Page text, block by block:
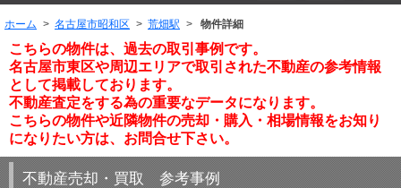
ホーム 名古屋市昭和区 荒畑駅 物件詳細
こちらの物件は、過去の取引事例です。
名古屋市東区や周辺エリアで取引された不動産の参考情報
として掲載しております。
不動産査定をする為の重要なデータになります。
こちらの物件や近隣物件の売却・購入・相場情報をお知り
になりたい方は、お問合せ下さい。
不動産売却・買取 参考事例